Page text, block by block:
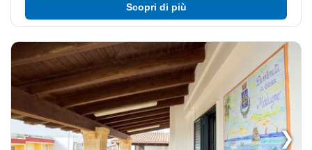
Scopri di più
❯